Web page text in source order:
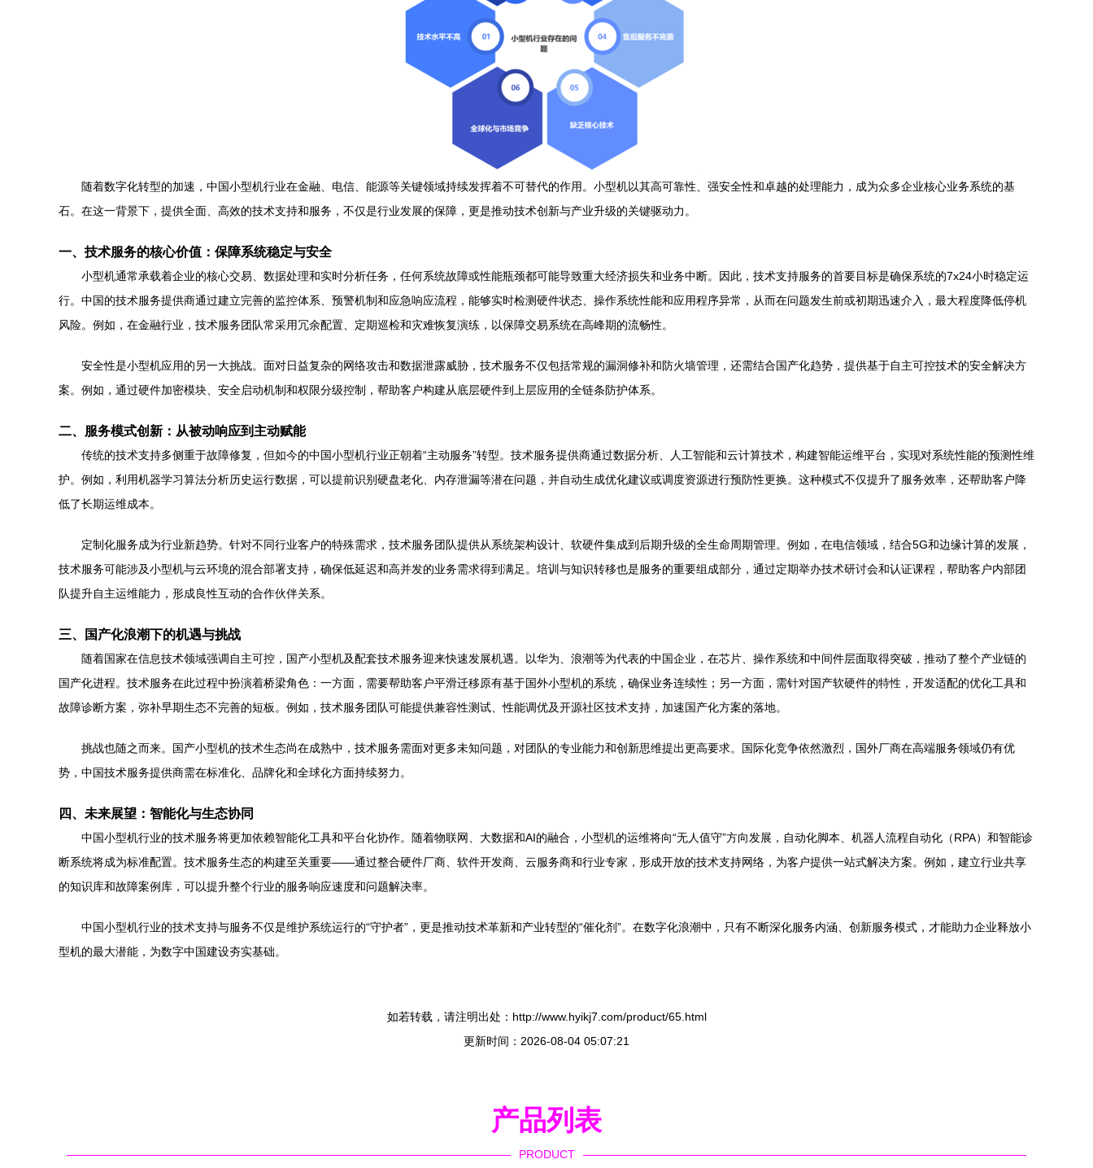
随着数字化转型的加速，中国小型机行业在金融、电信、能源等关键领域持续发挥着不可替代的作用。小型机以其高可靠性、强安全性和卓越的处理能力，成为众多企业核心业务系统的基
石。在这一背景下，提供全面、高效的技术支持和服务，不仅是行业发展的保障，更是推动技术创新与产业升级的关键驱动力。
一、技术服务的核心价值：保障系统稳定与安全
小型机通常承载着企业的核心交易、数据处理和实时分析任务，任何系统故障或性能瓶颈都可能导致重大经济损失和业务中断。因此，技术支持服务的首要目标是确保系统的7x24小时稳定运
行。中国的技术服务提供商通过建立完善的监控体系、预警机制和应急响应流程，能够实时检测硬件状态、操作系统性能和应用程序异常，从而在问题发生前或初期迅速介入，最大程度降低停机
风险。例如，在金融行业，技术服务团队常采用冗余配置、定期巡检和灾难恢复演练，以保障交易系统在高峰期的流畅性。
安全性是小型机应用的另一大挑战。面对日益复杂的网络攻击和数据泄露威胁，技术服务不仅包括常规的漏洞修补和防火墙管理，还需结合国产化趋势，提供基于自主可控技术的安全解决方
案。例如，通过硬件加密模块、安全启动机制和权限分级控制，帮助客户构建从底层硬件到上层应用的全链条防护体系。
二、服务模式创新：从被动响应到主动赋能
传统的技术支持多侧重于故障修复，但如今的中国小型机行业正朝着“主动服务”转型。技术服务提供商通过数据分析、人工智能和云计算技术，构建智能运维平台，实现对系统性能的预测性维
护。例如，利用机器学习算法分析历史运行数据，可以提前识别硬盘老化、内存泄漏等潜在问题，并自动生成优化建议或调度资源进行预防性更换。这种模式不仅提升了服务效率，还帮助客户降
低了长期运维成本。
定制化服务成为行业新趋势。针对不同行业客户的特殊需求，技术服务团队提供从系统架构设计、软硬件集成到后期升级的全生命周期管理。例如，在电信领域，结合5G和边缘计算的发展，
技术服务可能涉及小型机与云环境的混合部署支持，确保低延迟和高并发的业务需求得到满足。培训与知识转移也是服务的重要组成部分，通过定期举办技术研讨会和认证课程，帮助客户内部团
队提升自主运维能力，形成良性互动的合作伙伴关系。
三、国产化浪潮下的机遇与挑战
随着国家在信息技术领域强调自主可控，国产小型机及配套技术服务迎来快速发展机遇。以华为、浪潮等为代表的中国企业，在芯片、操作系统和中间件层面取得突破，推动了整个产业链的
国产化进程。技术服务在此过程中扮演着桥梁角色：一方面，需要帮助客户平滑迁移原有基于国外小型机的系统，确保业务连续性；另一方面，需针对国产软硬件的特性，开发适配的优化工具和
故障诊断方案，弥补早期生态不完善的短板。例如，技术服务团队可能提供兼容性测试、性能调优及开源社区技术支持，加速国产化方案的落地。
挑战也随之而来。国产小型机的技术生态尚在成熟中，技术服务需面对更多未知问题，对团队的专业能力和创新思维提出更高要求。国际化竞争依然激烈，国外厂商在高端服务领域仍有优
势，中国技术服务提供商需在标准化、品牌化和全球化方面持续努力。
四、未来展望：智能化与生态协同
中国小型机行业的技术服务将更加依赖智能化工具和平台化协作。随着物联网、大数据和AI的融合，小型机的运维将向“无人值守”方向发展，自动化脚本、机器人流程自动化（RPA）和智能诊
断系统将成为标准配置。技术服务生态的构建至关重要——通过整合硬件厂商、软件开发商、云服务商和行业专家，形成开放的技术支持网络，为客户提供一站式解决方案。例如，建立行业共享
的知识库和故障案例库，可以提升整个行业的服务响应速度和问题解决率。
中国小型机行业的技术支持与服务不仅是维护系统运行的“守护者”，更是推动技术革新和产业转型的“催化剂”。在数字化浪潮中，只有不断深化服务内涵、创新服务模式，才能助力企业释放小
型机的最大潜能，为数字中国建设夯实基础。
如若转载，请注明出处：http://www.hyikj7.com/product/65.html
更新时间：2026-08-04 05:07:21
产品列表
PRODUCT